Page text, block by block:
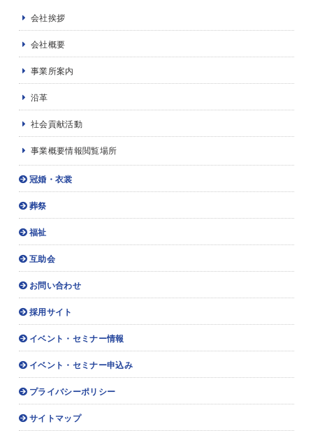
会社挨拶
会社概要
事業所案内
沿革
社会貢献活動
事業概要情報閲覧場所
冠婚・衣裳
葬祭
福祉
互助会
お問い合わせ
採用サイト
イベント・セミナー情報
イベント・セミナー申込み
プライバシーポリシー
サイトマップ